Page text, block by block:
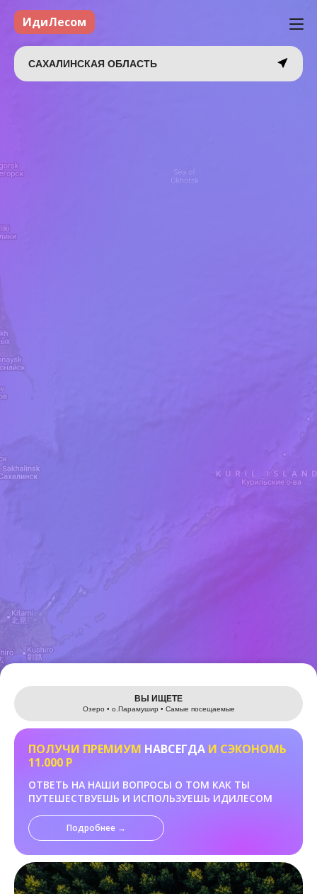
Leaflet
ИдиЛесом
САХАЛИНСКАЯ ОБЛАСТЬ
ВЫ ИЩЕТЕ
Озеро • о.Парамушир • Самые посещаемые
ПОЛУЧИ ПРЕМИУМ НАВСЕГДА И СЭКОНОМЬ
11.000 Р
ОТВЕТЬ НА НАШИ ВОПРОСЫ О ТОМ КАК ТЫ
ПУТЕШЕСТВУЕШЬ И ИСПОЛЬЗУЕШЬ ИДИЛЕСОМ
Подробнее →